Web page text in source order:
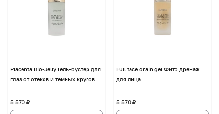
Placenta Bio-Jelly Гель-бустер для
глаз от отеков и темных кругов
5 570 ₽
Full face drain gel Фито дренаж
для лица
5 570 ₽